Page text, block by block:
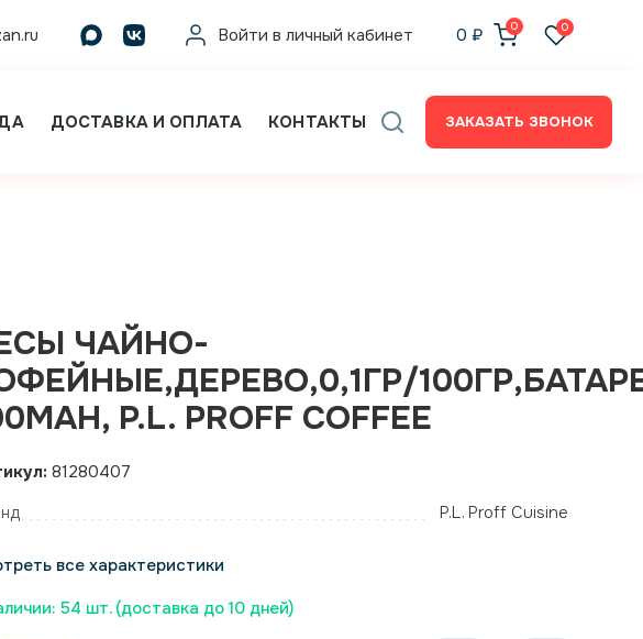
Войти в личный кабинет 0 ₽ 0 0
ДОСТАВКА И ОПЛАТА КОНТАКТЫ ЗАКАЗАТЬ ЗВОНОК
ЧАЙНО-
P.L. PROFF COFFEE
81280407
P.L. Proff Cuisine
все характеристики
54 шт. (доставка до 10 дней)